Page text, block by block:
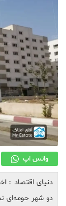
صنعت ساختمان
محله گردی
معماری
ملکی
همایش و نمایشگاه
واتس اپ
دنیای اقتصاد :
دو شهر حومه‌ای